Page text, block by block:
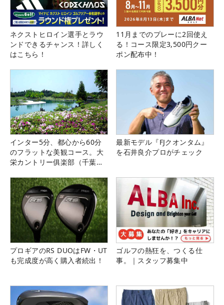
ネクストヒロイン選手とラウ
ンドできるチャンス！詳しく
はこちら！
11月までのプレーに2回使え
る！コース限定3,500円クー
ポン配布中！
インター5分、都心から60分
のフラットな美観コース。大
栄カントリー俱楽部（千葉
最新モデル『FJクオンタム』
を石井良介プロがチェック
プロギアのRS DUOはFW・UT
も完成度が高く購入者続出！
ゴルフの熱狂を、つくる仕
事。｜スタッフ募集中